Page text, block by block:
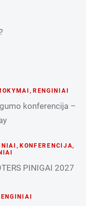
, RENGINIAI
konferencija –
, KONFERENCIJA,
PINIGAI 2027